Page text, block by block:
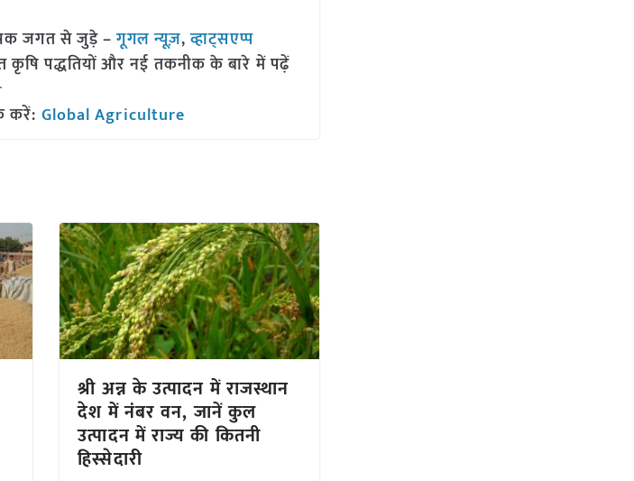
जगत से जुड़े –गूगल न्यूज़,व्हाट्सएप्प
कृषि पद्धतियों और नई तकनीक के बारे में पढ़ें
करें: Global Agriculture
श्री अन्न के उत्पादन में राजस्थान
देश में नंबर वन, जानें कुल
उत्पादन में राज्य की कितनी
हिस्सेदारी